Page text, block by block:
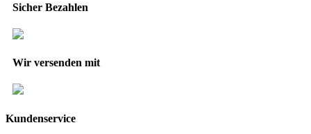
Sicher Bezahlen
Wir versenden mit
Kundenservice